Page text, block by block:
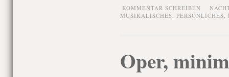
KOMMENTAR SCHREIBEN
MUSIKALISCHES, PERSÖNLICHES,
Oper,